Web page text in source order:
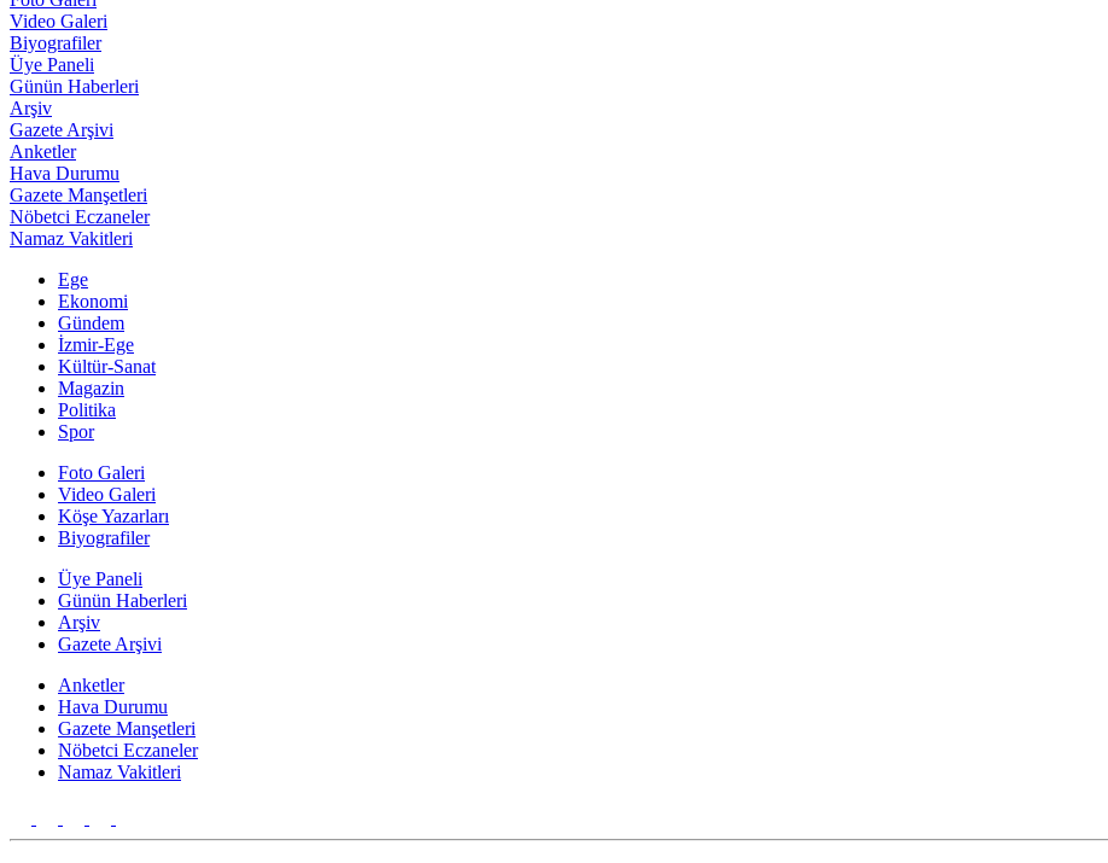
Video Galeri
Biyografiler
Üye Paneli
Günün Haberleri
Arşiv
Gazete Arşivi
Anketler
Hava Durumu
Gazete Manşetleri
Nöbetci Eczaneler
Namaz Vakitleri
Ege
Ekonomi
Gündem
İzmir-Ege
Kültür-Sanat
Magazin
Politika
Spor
Foto Galeri
Video Galeri
Köşe Yazarları
Biyografiler
Üye Paneli
Günün Haberleri
Arşiv
Gazete Arşivi
Anketler
Hava Durumu
Gazete Manşetleri
Nöbetci Eczaneler
Namaz Vakitleri